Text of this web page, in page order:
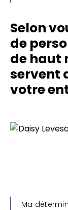
Selon
de
de haut
servent
votre
Ma